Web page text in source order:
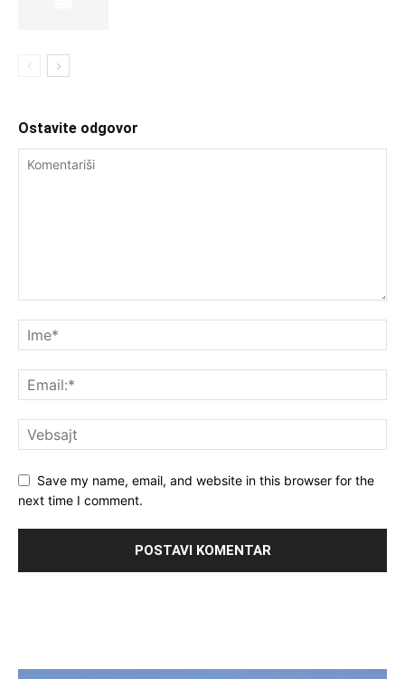
Ostavite odgovor
Save my name, email, and website in this browser for the
next time I comment.